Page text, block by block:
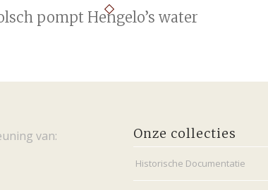
pompt Hengelo’s water
van:
Onze collecties
Historische Documentatie